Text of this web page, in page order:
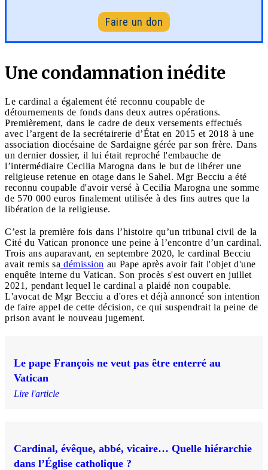
Faire un don
Une condamnation inédite
Le cardinal a également été reconnu coupable de
détournements de fonds dans deux autres opérations.
Premièrement, dans le cadre de deux versements effectués
avec l’argent de la secrétairerie d’État en 2015 et 2018 à une
association diocésaine de Sardaigne gérée par son frère. Dans
un dernier dossier, il lui était reproché l'embauche de
l’intermédiaire Cecilia Marogna dans le but de libérer une
religieuse retenue en otage dans le Sahel. Mgr Becciu a été
reconnu coupable d'avoir versé à Cecilia Marogna une somme
de 570 000 euros finalement utilisée à des fins autres que la
libération de la religieuse.
C’est la première fois dans l’histoire qu’un tribunal civil de la
Cité du Vatican prononce une peine à l’encontre d’un cardinal.
Trois ans auparavant, en septembre 2020, le cardinal Becciu
avait remis sa démission au Pape après avoir fait l'objet d'une
enquête interne du Vatican. Son procès s'est ouvert en juillet
2021, pendant lequel le cardinal a plaidé non coupable.
L'avocat de Mgr Becciu a d'ores et déjà annoncé son intention
de faire appel de cette décision, ce qui suspendrait la peine de
prison avant le nouveau jugement.
Le pape François ne veut pas être enterré au
Vatican
Lire l'article
Cardinal, évêque, abbé, vicaire… Quelle hiérarchie
dans l’Église catholique ?